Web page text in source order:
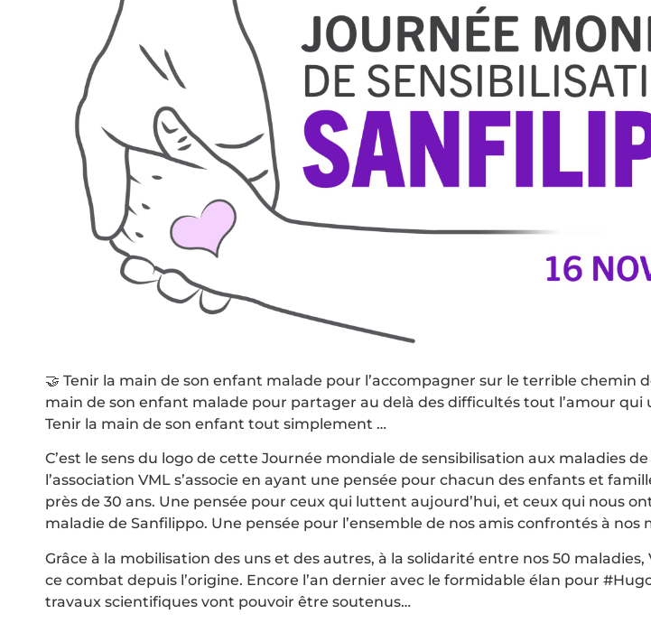
🤝 Tenir la main de son enfant malade pour l’accompagner sur le terrible chemin
main de son enfant malade pour partager au delà des difficultés tout l’amour qui
Tenir la main de son enfant tout simplement …
C’est le sens du logo de cette Journée mondiale de sensibilisation aux maladies
l’association VML s’associe en ayant une pensée pour chacun des enfants et
près de 30 ans. Une pensée pour ceux qui luttent aujourd’hui, et ceux qui nous
maladie de Sanfilippo. Une pensée pour l’ensemble de nos amis confrontés à nos
Grâce à la mobilisation des uns et des autres, à la solidarité entre nos 50
ce combat depuis l’origine. Encore l’an dernier avec le formidable élan pour
travaux scientifiques vont pouvoir être soutenus…